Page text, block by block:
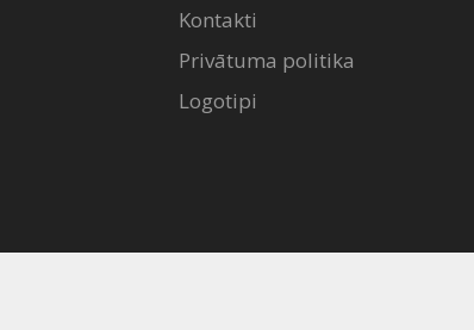
Kontakti
Privātuma politika
Logotipi